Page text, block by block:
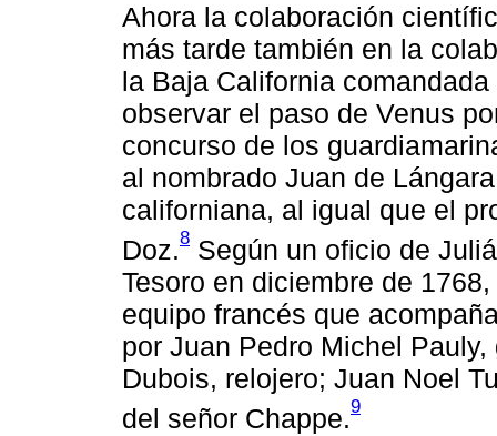
Ahora la colaboración
más tarde también en la
la Baja California
observar el paso de Venus
concurso de los
al nombrado Juan de
californiana, al igual que el
Doz.8 Según un oficio de
Tesoro en diciembre de
equipo francés que
por Juan Pedro Michel
Dubois, relojero; Juan Noel
del señor Chappe.9